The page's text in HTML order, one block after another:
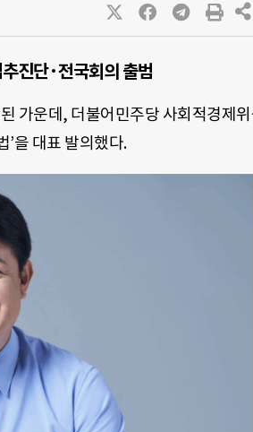
진단·전국회의 출범
가운데, 더불어민주당 사회적경제
’을 대표 발의했다.